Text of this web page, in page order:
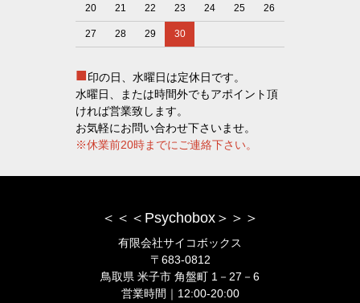
20 21 22 23 24 25 26
27 28 29 30
■印の日、水曜日は定休日です。
水曜日、または時間外でもアポイント頂
ければ営業致します。
お気軽にお問い合わせ下さいませ。
※休業前20時までにご連絡下さい。
＜＜＜Psychobox＞＞＞
有限会社サイコボックス
〒683-0812
鳥取県 米子市 角盤町 1－27－6
営業時間｜12:00-20:00